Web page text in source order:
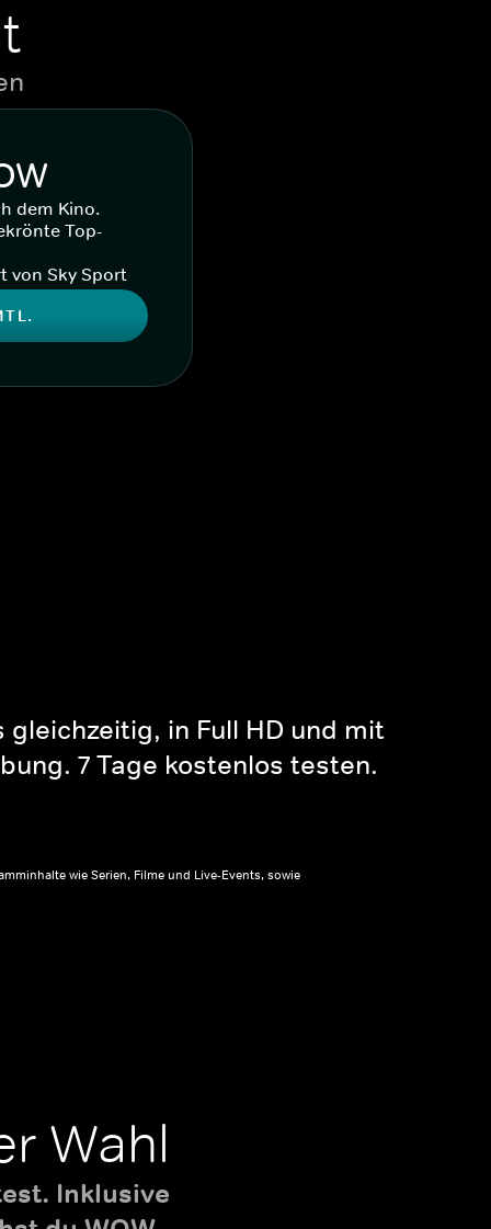
dem Kino.
Top-
von Sky Sport
in Full HD und mit
7 Tage kostenlos testen.
wie Serien, Filme und Live-Events, sowie
Wahl
Inklusive